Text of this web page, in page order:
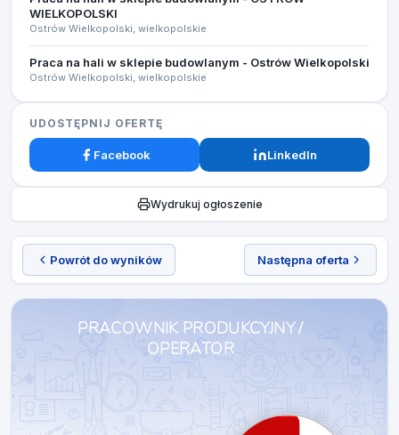
Powrót do wyników Następna oferta
PRACOWNIK PRODUKCYJNY /
OPERATOR
WIELKOPOLSKI​
Ostrów Wielkopolski, wielkopolskie
Praca na hali w sklepie budowlanym - Ostrów Wielkopolski
Ostrów Wielkopolski, wielkopolskie
UDOSTĘPNIJ OFERTĘ
Facebook LinkedIn
Wydrukuj ogłoszenie